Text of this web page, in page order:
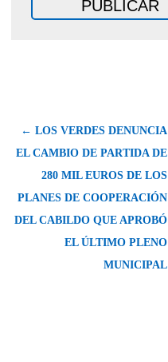
← LOS VERDES DENUNCIA
EL CAMBIO DE PARTIDA DE
280 MIL EUROS DE LOS
PLANES DE COOPERACIÓN
DEL CABILDO QUE APROBÓ
EL ÚLTIMO PLENO
MUNICIPAL